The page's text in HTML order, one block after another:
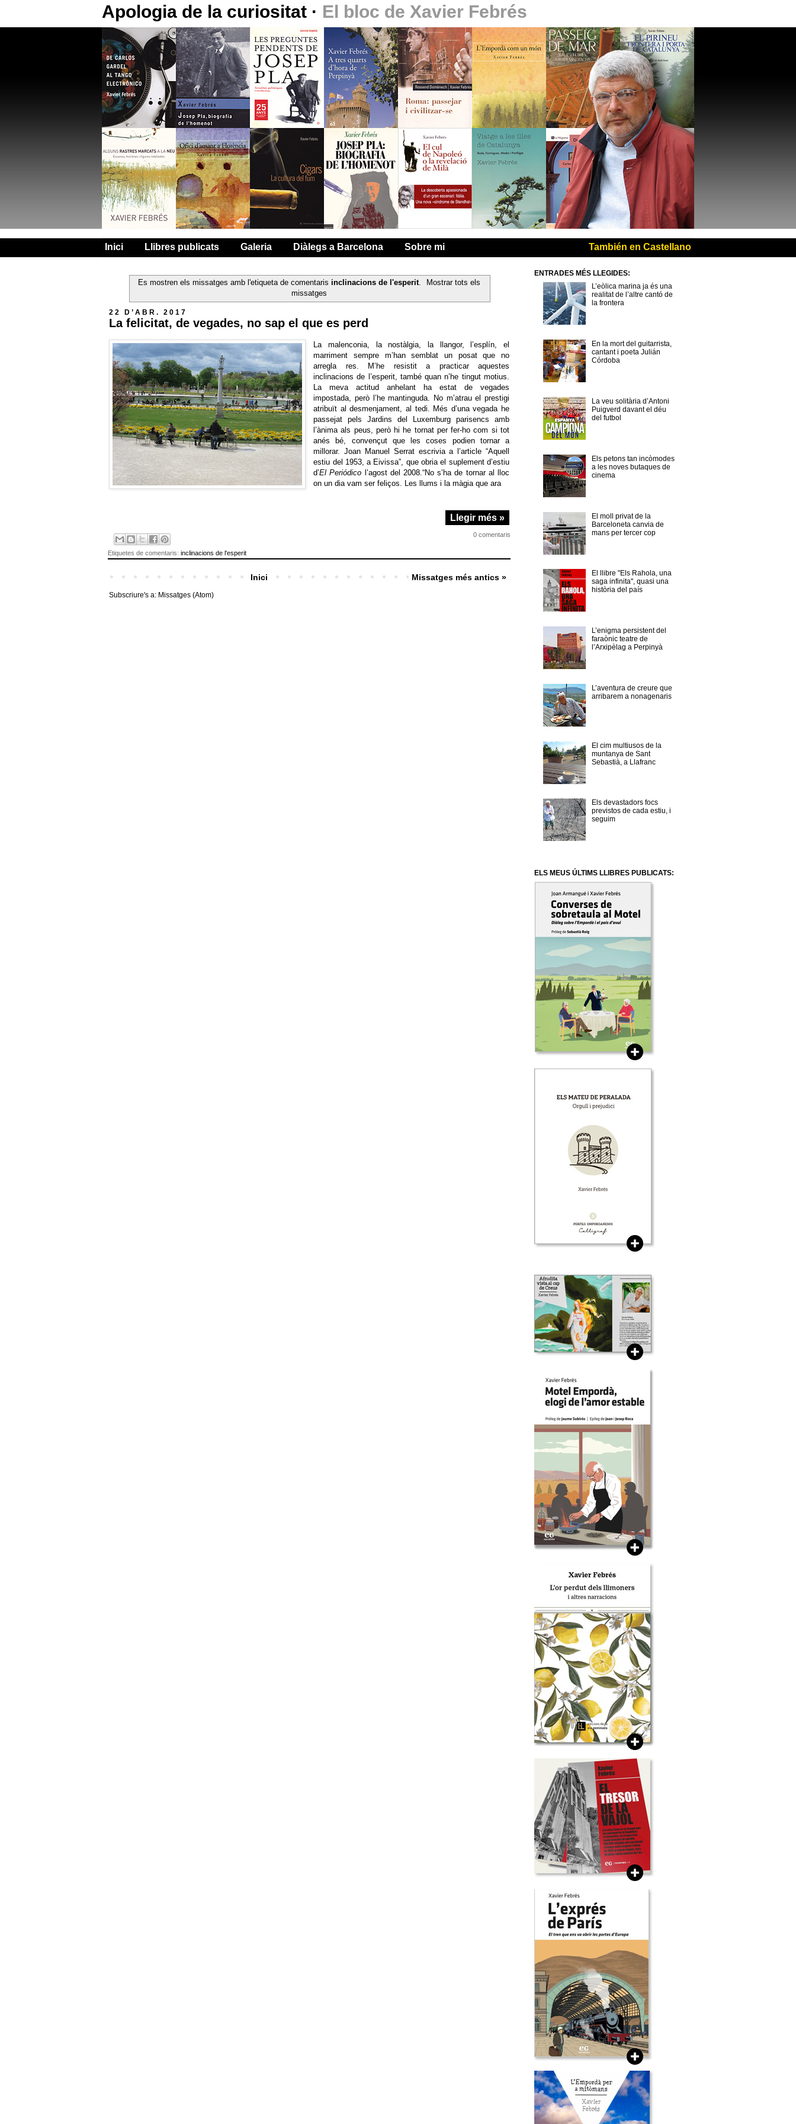
Apologia de la curiositat · El bloc de Xavier Febrés
Inici Llibres publicats Galeria Diàlegs a Barcelona Sobre mi También en Castellano
Es mostren els missatges amb l'etiqueta de comentaris inclinacions de l'esperit.
Mostrar tots els
missatges
22 D’ABR. 2017
La felicitat, de vegades, no sap el que es perd
La malenconia, la nostàlgia, la llangor, l’esplín, el
marriment sempre m’han semblat un posat que no
arregla res. M’he resistit a practicar aquestes
inclinacions de l’esperit, també quan n’he tingut motius.
La meva actitud anhelant ha estat de vegades
impostada, però l’he mantinguda. No m’atrau el prestigi
atribuït al desmenjament, al tedi. Més d’una vegada he
passejat pels Jardins del Luxemburg parisencs amb
l’ànima als peus, però hi he tornat per fer-ho com si tot
anés bé, convençut que les coses podien tornar a
millorar. Joan Manuel Serrat escrivia a l’article “Aquell
estiu del 1953, a Eivissa”, que obria el suplement d’estiu
d’El Periódico l’agost del 2008.“No s’ha de tornar al lloc
on un dia vam ser feliços. Les llums i la màgia que ara
Llegir més »
0 comentaris
Etiquetes de comentaris: inclinacions de l'esperit
Missatges més antics »
Inici
Subscriure's a: Missatges (Atom)
ENTRADES MÉS LLEGIDES:
L’eòlica marina ja és una
realitat de l’altre cantó de
la frontera
En la mort del guitarrista,
cantant i poeta Julián
Córdoba
La veu solitària d’Antoni
Puigverd davant el déu
del futbol
Els petons tan incòmodes
a les noves butaques de
cinema
El moll privat de la
Barceloneta canvia de
mans per tercer cop
El llibre "Els Rahola, una
saga infinita", quasi una
història del país
L’enigma persistent del
faraònic teatre de
l’Arxipèlag a Perpinyà
L’aventura de creure que
arribarem a nonagenaris
El cim multiusos de la
muntanya de Sant
Sebastià, a Llafranc
Els devastadors focs
previstos de cada estiu, i
seguim
ELS MEUS ÚLTIMS LLIBRES PUBLICATS: